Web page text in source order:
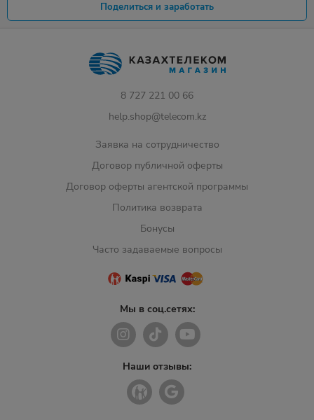
Поделиться и заработать
8 727 221 00 66
help.shop@telecom.kz
Заявка на сотрудничество
Договор публичной оферты
Договор оферты агентской программы
Политика возврата
Бонусы
Часто задаваемые вопросы
Мы в соц.сетях:
Наши отзывы: